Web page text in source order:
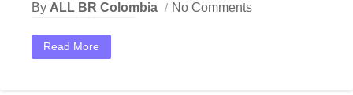
By ALL BR Colombia No Comments
Read More